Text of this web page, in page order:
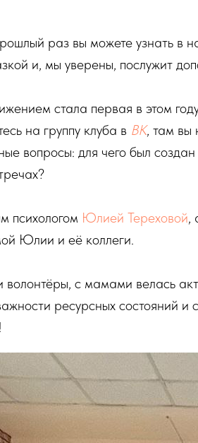
раз вы можете узнать в
и, мы уверены, послужит
стала первая в этом
на группу клуба в ВК, там вы
вопросы: для чего был создан
психологом Юлией Тереховой,
Юлии и её коллеги.
с мамами велась
ресурсных состояний и